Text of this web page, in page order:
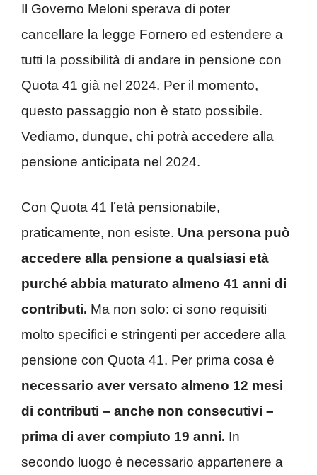
Il Governo Meloni sperava di poter
cancellare la legge Fornero ed estendere a
tutti la possibilità di andare in pensione con
Quota 41 già nel 2024. Per il momento,
questo passaggio non è stato possibile.
Vediamo, dunque, chi potrà accedere alla
pensione anticipata nel 2024.
Con Quota 41 l’età pensionabile,
praticamente, non esiste. Una persona può
accedere alla pensione a qualsiasi età
purché abbia maturato almeno 41 anni di
contributi. Ma non solo: ci sono requisiti
molto specifici e stringenti per accedere alla
pensione con Quota 41. Per prima cosa è
necessario aver versato almeno 12 mesi
di contributi – anche non consecutivi –
prima di aver compiuto 19 anni. In
secondo luogo è necessario appartenere a